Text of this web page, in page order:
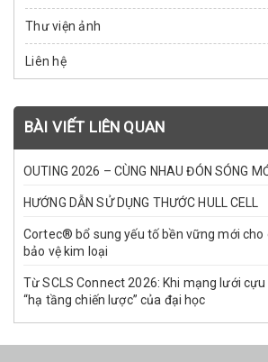
Thư viện ảnh
Liên hệ
BÀI VIẾT LIÊN QUAN
OUTING 2026 – CÙNG NHAU ĐÓN SÓNG
HƯỚNG DẪN SỬ DỤNG THƯỚC HULL CELL
Cortec® bổ sung yếu tố bền vững mới cho
bảo vệ kim loại
Từ SCLS Connect 2026: Khi mạng lưới
“hạ tầng chiến lược” của đại học